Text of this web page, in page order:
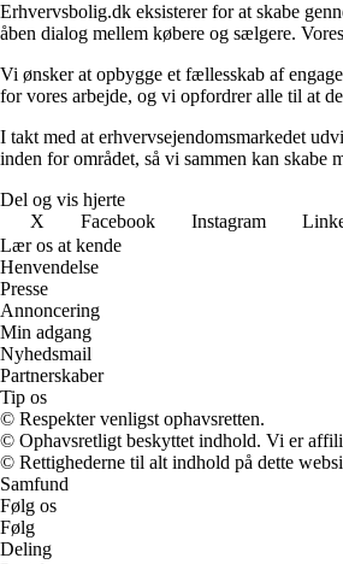
Erhvervsbolig.dk eksisterer for at skabe
åben dialog mellem købere og sælgere.
Vi ønsker at opbygge et fællesskab af
for vores arbejde, og vi opfordrer alle til at
I takt med at erhvervsejendomsmarkedet
inden for området, så vi sammen kan
Del og vis hjerte
X
Facebook Instagram
Lær os at kende
Henvendelse
Presse
Annoncering
Min adgang
Nyhedsmail
Partnerskaber
Tip os
© Respekter venligst ophavsretten.
© Ophavsretligt beskyttet indhold. Vi er
© Rettighederne til alt indhold på dette
Samfund
Følg os
Følg
Deling